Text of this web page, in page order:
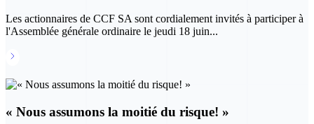
Les actionnaires de CCF SA sont cordialement invités à participer à
l'Assemblée générale ordinaire le jeudi 18 juin...
« Nous assumons la moitié du risque! »